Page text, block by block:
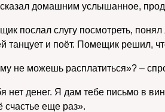
домашним услышанное,
послал слугу посмотреть, понял
танцует и поёт. Помещик решил,
не можешь расплатиться»? –
нет денег. Я дам тебе письмо в
счастье еще раз».